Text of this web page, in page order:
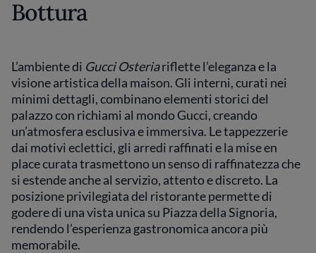
Bottura
L’ambiente di Gucci Osteriariflette l’eleganza e la
visione artistica della maison. Gli interni, curati nei
minimi dettagli, combinano elementi storici del
palazzo con richiami al mondo Gucci, creando
un’atmosfera esclusiva e immersiva. Le tappezzerie
dai motivi eclettici, gli arredi raffinati e la mise en
place curata trasmettono un senso di raffinatezza che
si estende anche al servizio, attento e discreto. La
posizione privilegiata del ristorante permette di
godere di una vista unica su Piazza della Signoria,
rendendo l’esperienza gastronomica ancora più
memorabile.